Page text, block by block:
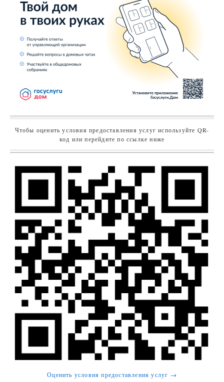
Чтобы оценить условия предоставления услуг используйте QR-
код или перейдите по ссылке ниже
Оценить условия предоставления услуг →